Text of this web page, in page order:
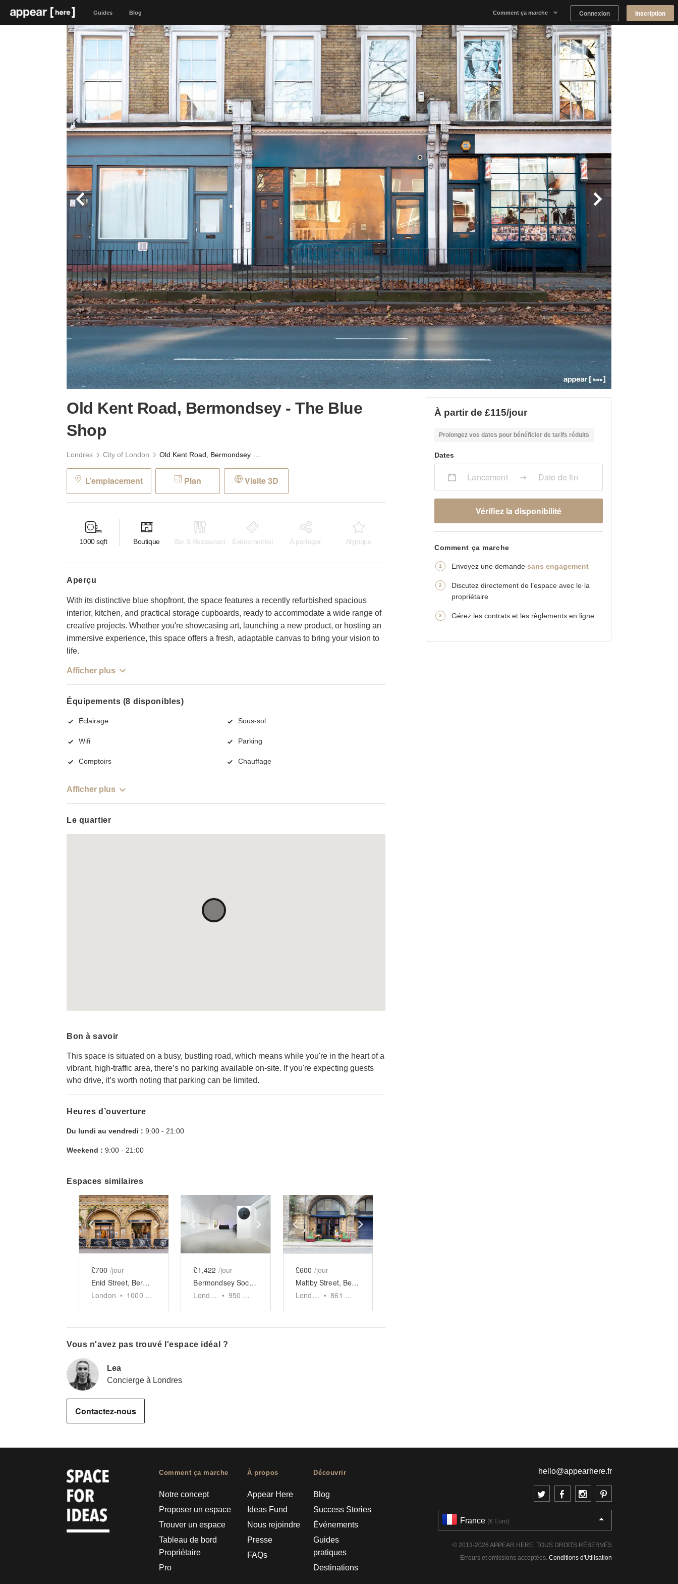
Guides Blog Comment ça marche
Notre concept
Proposer un espace
Trouver un espace
Tableau de Bord Propriétaire
Connexion Inscription
Old Kent Road, Bermondsey - The Blue
Shop
Londres City of London
L’emplacement Plan Visite 3D
1000 sqft Boutique Bar & Restaurant Événementiel À partager Atypique
aperçu
With its distinctive blue shopfront, the space features a recently refurbished spacious
interior, kitchen, and practical storage cupboards, ready to accommodate a wide range of
creative projects. Whether you're showcasing art, launching a new product, or hosting an
immersive experience, this space offers a fresh, adaptable canvas to bring your vision to
life.
Afficher plus
Équipements (8 disponibles)
Éclairage Sous-sol
Wifi Parking
Comptoirs Chauffage
Afficher plus
Le quartier
Bon à savoir
This space is situated on a busy, bustling road, which means while you're in the heart of a
vibrant, high-traffic area, there’s no parking available on-site. If you're expecting guests
who drive, it’s worth noting that parking can be limited.
Heures d’ouverture
Du lundi au vendredi : 9:00 - 21:00
Weekend : 9:00 - 21:00
Espaces similaires
Show previous slideShow next slide
£700 /jour
Enid Street, Bermondsey - The Arch Brewery Space
London • 1000
Show previous slideShow next slide
£1,422 /jour
Bermondsey Social Club Event Space
London • 950
Show previous slideShow next slide
£600 /jour
Maltby Street, Bermondsey - The Modern Arch Space
London • 861
Vous n'avez pas trouvé l'espace idéal ?
Lea
Concierge à Londres
Contactez-nous
À partir de £115/jour
Prolongez vos dates pour bénéficier de tarifs réduits
Dates
Lancement Date de fin
Vérifiez la disponibilité
Comment ça marche
Envoyez une demandesans engagement
Discutez directement de l’espace avec le·la
propriétaire
Gérez les contrats et les règlements en ligne
Comment ça marche
Notre concept
Proposer un espace
Trouver un espace
Tableau de bord
Propriétaire
Pro
À propos
Appear Here
Ideas Fund
Nous rejoindre
Presse
FAQs
Découvrir
Blog
Success Stories
Événements
Guides
pratiques
Destinations
hello@appearhere.fr
France (€ Euro)
© 2013-2026 APPEAR HERE. TOUS DROITS RÉSERVÉS
Erreurs et omissions acceptées. Conditions d'Utilisation